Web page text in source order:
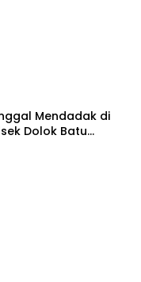
Mendadak di
Dolok Batu
TKP